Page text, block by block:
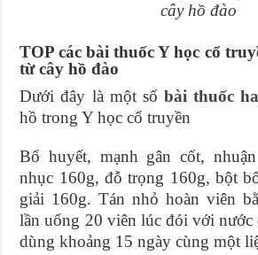
cây hồ đào
TOP các bài thuốc Y học cổ
từ cây hồ đào
Dưới đây là một số bài thuốc
hồ trong Y học cổ truyền
Bổ huyết, mạnh gân cốt,
nhục 160g, đỗ trọng 160g, bột
giải 160g. Tán nhỏ hoàn viên
lần uống 20 viên lúc đói với nước
dùng khoảng 15 ngày cùng một